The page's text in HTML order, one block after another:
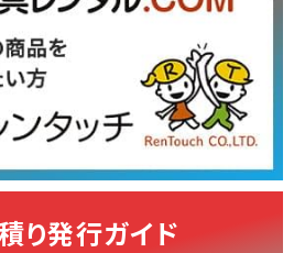
り発行ガイド